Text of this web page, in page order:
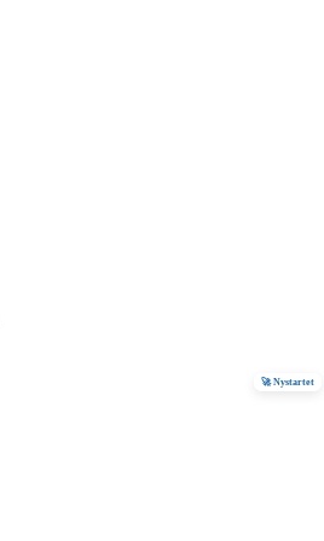
🚀 Nystartet